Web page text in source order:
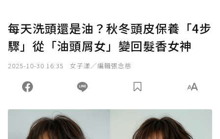
每天洗頭還是油？秋冬頭皮保養「4步
驟」從「油頭屑女」變回髮香女神
2025-10-30 16:35 女子漾／編輯張念慈